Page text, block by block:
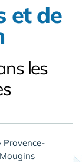
et de
les
Provence-
Mougins